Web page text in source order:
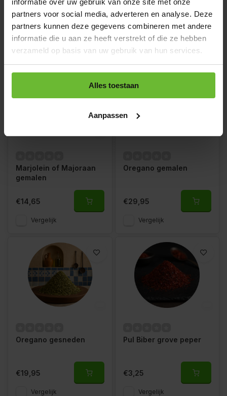
partners voor social media, adverteren en analyse. Deze
partners kunnen deze gegevens combineren met andere
informatie die u aan ze heeft verstrekt of die ze hebben
verzameld op basis van uw gebruik van hun services.
Alles toestaan
Aanpassen
€32,50
Vergelijk
€2,95
Vergelijk
Marjolein of Majoraan
gemalen
€14,65
Vergelijk
Oregano gemalen
€29,95
Vergelijk
Oregano gesneden
€19,95
Vergelijk
Pul Biber grove peper
€3,25
Vergelijk